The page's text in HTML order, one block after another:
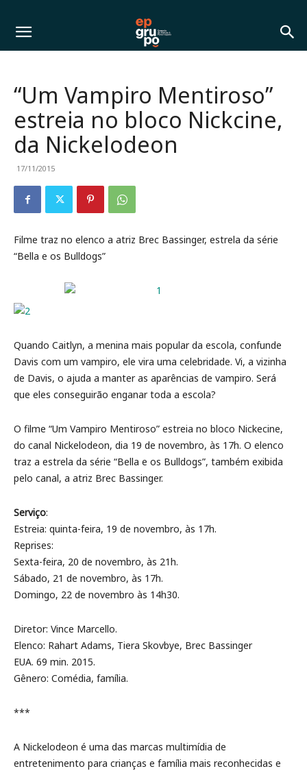
“Um Vampiro Mentiroso”
estreia no bloco Nickcine,
da Nickelodeon
17/11/2015
Filme traz no elenco a atriz Brec Bassinger, estrela da série
“Bella e os Bulldogs”
Quando Caitlyn, a menina mais popular da escola, confunde
Davis com um vampiro, ele vira uma celebridade. Vi, a vizinha
de Davis, o ajuda a manter as aparências de vampiro. Será
que eles conseguirão enganar toda a escola?
O filme “Um Vampiro Mentiroso” estreia no bloco Nickecine,
do canal Nickelodeon, dia 19 de novembro, às 17h. O elenco
traz a estrela da série “Bella e os Bulldogs”, também exibida
pelo canal, a atriz Brec Bassinger.
Serviço:
Estreia: quinta-feira, 19 de novembro, às 17h.
Reprises:
Sexta-feira, 20 de novembro, às 21h.
Sábado, 21 de novembro, às 17h.
Domingo, 22 de novembro às 14h30.
Diretor: Vince Marcello.
Elenco: Rahart Adams, Tiera Skovbye, Brec Bassinger
EUA. 69 min. 2015.
Gênero: Comédia, família.
***
A Nickelodeon é uma das marcas multimídia de
entretenimento para crianças e família mais reconhecidas e